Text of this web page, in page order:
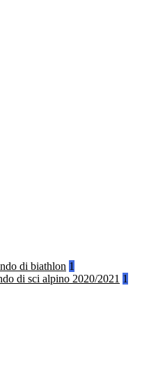
di biathlon 1
di sci alpino 2020/2021 1